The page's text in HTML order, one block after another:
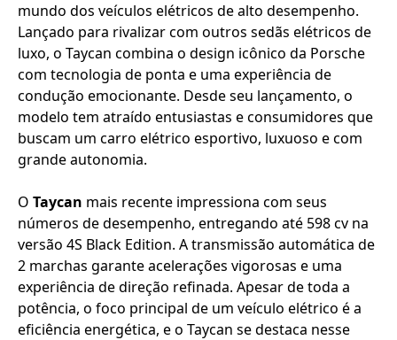
mundo dos veículos elétricos de alto desempenho.
Lançado para rivalizar com outros sedãs elétricos de
luxo, o Taycan combina o design icônico da Porsche
com tecnologia de ponta e uma experiência de
condução emocionante. Desde seu lançamento, o
modelo tem atraído entusiastas e consumidores que
buscam um carro elétrico esportivo, luxuoso e com
grande autonomia.
O Taycan mais recente impressiona com seus
números de desempenho, entregando até 598 cv na
versão 4S Black Edition. A transmissão automática de
2 marchas garante acelerações vigorosas e uma
experiência de direção refinada. Apesar de toda a
potência, o foco principal de um veículo elétrico é a
eficiência energética, e o Taycan se destaca nesse